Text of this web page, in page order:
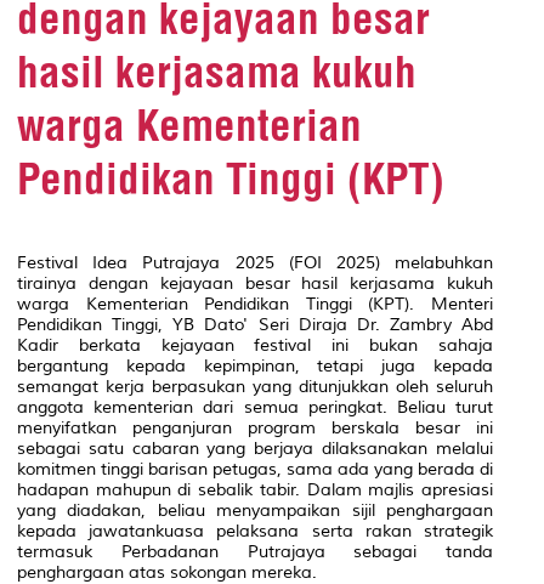
dengan kejayaan besar
hasil kerjasama kukuh
warga Kementerian
Pendidikan Tinggi (KPT)
Festival Idea Putrajaya 2025 (FOI 2025) melabuhkan
tirainya dengan kejayaan besar hasil kerjasama kukuh
warga Kementerian Pendidikan Tinggi (KPT). Menteri
Pendidikan Tinggi, YB Dato' Seri Diraja Dr. Zambry Abd
Kadir berkata kejayaan festival ini bukan sahaja
bergantung kepada kepimpinan, tetapi juga kepada
semangat kerja berpasukan yang ditunjukkan oleh seluruh
anggota kementerian dari semua peringkat. Beliau turut
menyifatkan penganjuran program berskala besar ini
sebagai satu cabaran yang berjaya dilaksanakan melalui
komitmen tinggi barisan petugas, sama ada yang berada di
hadapan mahupun di sebalik tabir. Dalam majlis apresiasi
yang diadakan, beliau menyampaikan sijil penghargaan
kepada jawatankuasa pelaksana serta rakan strategik
termasuk Perbadanan Putrajaya sebagai tanda
penghargaan atas sokongan mereka.